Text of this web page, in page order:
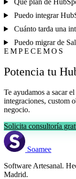
Qué plan de
Puedo integrar
Cuánto tarda una
Puedo migrar de
EMPECEMOS
Potencia tu
Te ayudamos a sacar
integraciones, custom
negocio.
Solicita consultoría
Soamee
Software Artesanal.
Madrid.